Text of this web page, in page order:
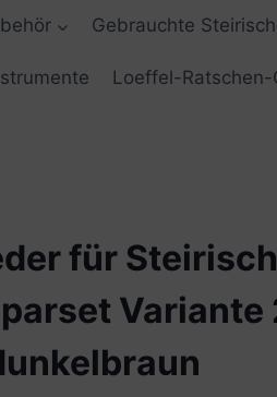
Gebrauchte
Loeffel-Ratschen-
für
Variante